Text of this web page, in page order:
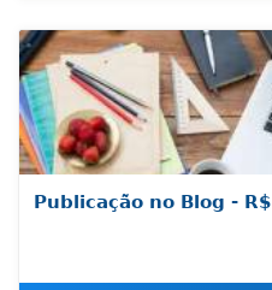
Publicação no Blog -